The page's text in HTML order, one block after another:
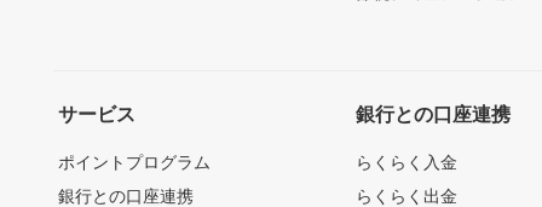
サービス
ポイントプログラム
銀行との口座連携
銀行との口座連携
らくらく入金
らくらく出金